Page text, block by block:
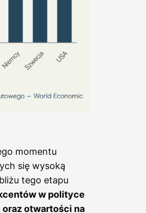
momentu
się wysoką
tego etapu
w polityce
otwartości na